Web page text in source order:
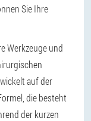
Sie Ihre
Werkzeuge und
auf der
die besteht
der kurzen